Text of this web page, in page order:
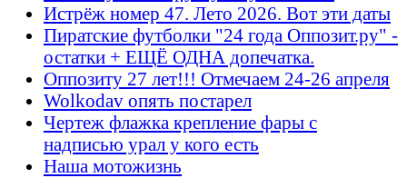
Истрёж номер 47. Лето 2026. Вот эти даты
Пиратские футболки "24 года Оппозит.ру" -
остатки + ЕЩЁ ОДНА допечатка.
Оппозиту 27 лет!!! Отмечаем 24-26 апреля
Wolkodav опять постарел
Чертеж флажка крепление фары с
надписью урал у кого есть
Наша мотожизнь